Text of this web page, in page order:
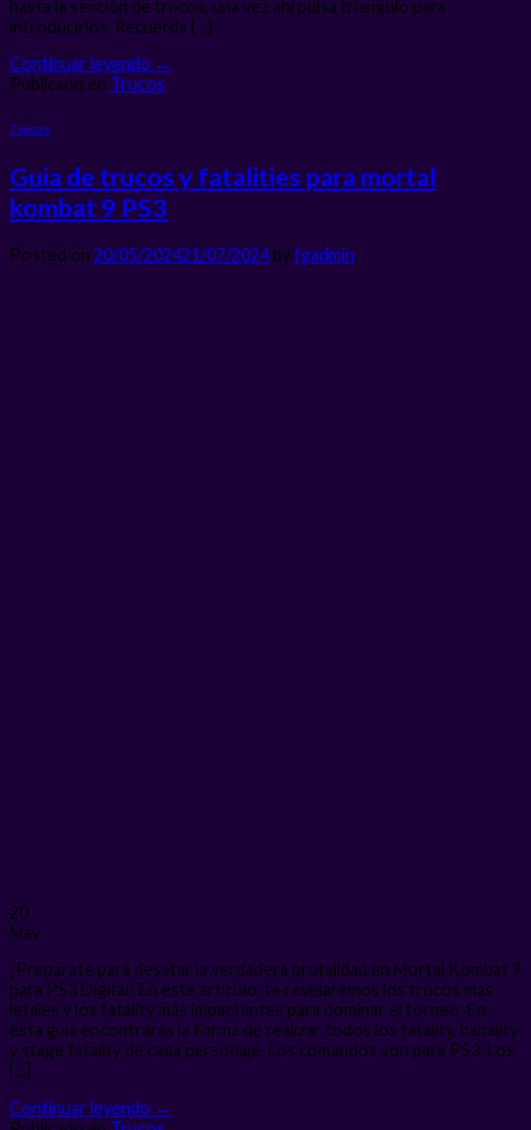
hasta la sección de trucos, una vez ahí pulsa triangulo para
introducirlos. Recuerda […]
Continuar leyendo →
Publicado en Trucos
Trucos
Guia de trucos y fatalities para mortal
kombat 9 PS3
Posted on 20/05/202421/07/2024 byfgadmin
20
May
¡Prepárate para desatar la verdadera brutalidad en Mortal Kombat 9
para PS3 Digital! En este artículo, te revelaremos los trucos más
letales y los fatality más impactantes para dominar el torneo. En
esta guia encontraras la forma de realizar todos los fatality, babality
y stage fatality de cada personaje. Los comandos son para PS3. Los
[…]
Continuar leyendo →